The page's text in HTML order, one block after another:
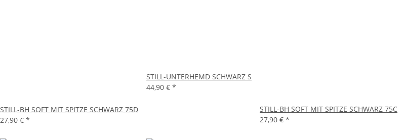
STILL-BH SOFT MIT SPITZE SCHWARZ 75D
27,90 € *
STILL-UNTERHEMD SCHWARZ S
44,90 € *
STILL-BH SOFT MIT SPITZE SCHWARZ 75C
27,90 € *